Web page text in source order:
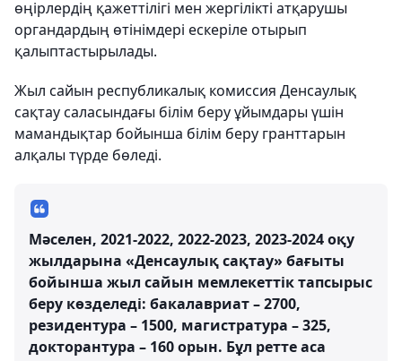
өңірлердің қажеттілігі мен жергілікті атқарушы
органдардың өтінімдері ескеріле отырып
қалыптастырылады.
Жыл сайын республикалық комиссия Денсаулық
сақтау саласындағы білім беру ұйымдары үшін
мамандықтар бойынша білім беру гранттарын
алқалы түрде бөледі.
Мәселен, 2021-2022, 2022-2023, 2023-2024 оқу
жылдарына «Денсаулық сақтау» бағыты
бойынша жыл сайын мемлекеттік тапсырыс
беру көзделеді: бакалавриат – 2700,
резидентура – 1500, магистратура – 325,
докторантура – 160 орын. Бұл ретте аса